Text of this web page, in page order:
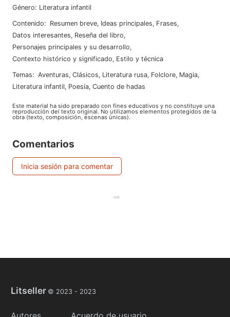
Género: Literatura infantil
Contenido: Resumen breve, Ideas principales, Frases,
Datos interesantes, Reseña del libro,
Personajes principales y su desarrollo,
Contexto histórico y significado, Estilo y técnica
Temas: aventuras, clásicos, literatura rusa, folclore, magia,
literatura infantil, poesía, cuento de hadas
Este material ha sido preparado con fines educativos y no constituye una
reproducción del texto original. No utilizamos elementos protegidos de la
obra (texto, composición, escenas únicas).
Comentarios
Inicia sesión para comentar
Litseller © 2023 - 2023